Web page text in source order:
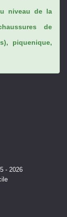
niveau de la
de
piquenique,
- 2026